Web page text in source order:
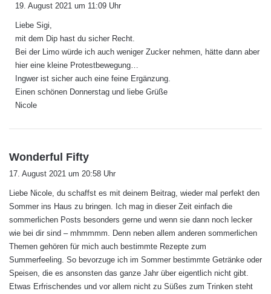
t
:
19. August 2021 um 11:09 Uhr
Liebe Sigi,
mit dem Dip hast du sicher Recht.
Bei der Limo würde ich auch weniger Zucker nehmen, hätte dann aber
hier eine kleine Protestbewegung…
Ingwer ist sicher auch eine feine Ergänzung.
Einen schönen Donnerstag und liebe Grüße
Nicole
Wonderful Fifty
t
:
17. August 2021 um 20:58 Uhr
Liebe Nicole, du schaffst es mit deinem Beitrag, wieder mal perfekt den
Sommer ins Haus zu bringen. Ich mag in dieser Zeit einfach die
sommerlichen Posts besonders gerne und wenn sie dann noch lecker
wie bei dir sind – mhmmmm. Denn neben allem anderen sommerlichen
Themen gehören für mich auch bestimmte Rezepte zum
Summerfeeling. So bevorzuge ich im Sommer bestimmte Getränke oder
Speisen, die es ansonsten das ganze Jahr über eigentlich nicht gibt.
Etwas Erfrischendes und vor allem nicht zu Süßes zum Trinken steht